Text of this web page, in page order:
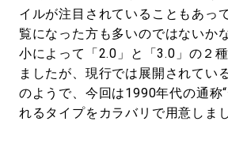
イルが注目されていることもあっ
覧になった方も多いのではないか
小によって「2.0」と「3.0」の２
ましたが、現行では展開されてい
のようで、今回は1990年代の通称
れるタイプをカラバリで用意しまし